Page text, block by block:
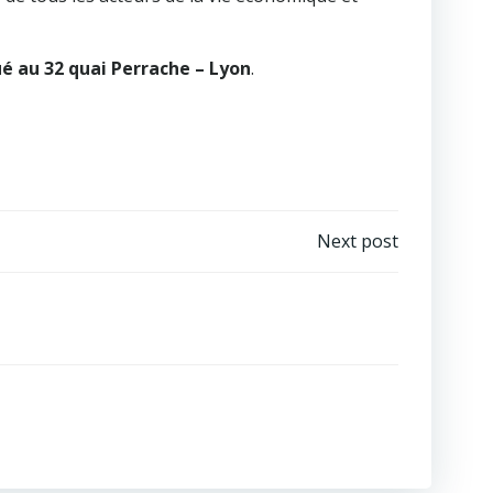
au 32 quai Perrache – Lyon.
Next post